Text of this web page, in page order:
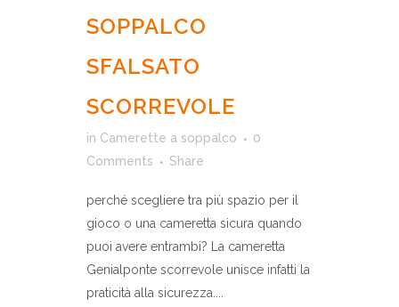
SOPPALCO
SFALSATO
SCORREVOLE
in Camerette a soppalco
0
Comments
Share
perché scegliere tra più spazio per il
gioco o una cameretta sicura quando
puoi avere entrambi? La cameretta
Genialponte scorrevole unisce infatti la
praticità alla sicurezza....